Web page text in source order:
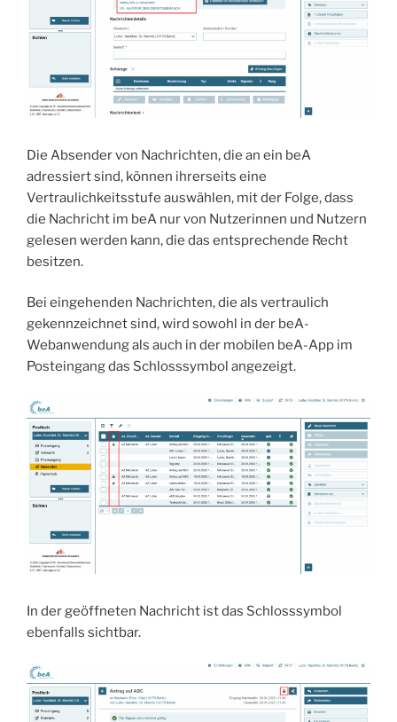
Die Absender von Nachrichten, die an ein beA
adressiert sind, können ihrerseits eine
Vertraulichkeitsstufe auswählen, mit der Folge, dass
die Nachricht im beA nur von Nutzerinnen und Nutzern
gelesen werden kann, die das entsprechende Recht
besitzen.
Bei eingehenden Nachrichten, die als vertraulich
gekennzeichnet sind, wird sowohl in der beA-
Webanwendung als auch in der mobilen beA-App im
Posteingang das Schlosssymbol angezeigt.
In der geöffneten Nachricht ist das Schlosssymbol
ebenfalls sichtbar.